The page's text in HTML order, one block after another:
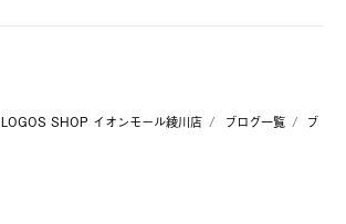
LOGOS SHOP イオンモール綾川店 ブログ一覧
ブ